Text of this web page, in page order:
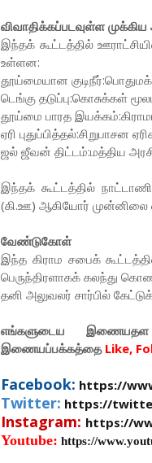
விவாதிக்கப்படவுள்ள
இந்தக் கூட்டத்தில்
உள்ளன:
தூய்மையான
டெங்கு தடுப்பு:கொசுக்கள்
தூய்மை பாரத
ஏரி புதுப்பித்தல்:சிறுபாசன
ஜல் ஜீவன் திட்டம்:மத்திய
இந்தக் கூட்டத்தில்
(கி.ஊ) ஆகியோர் முன்னிலை
வேண்டுகோள்
இந்த கிராம சபைக்
பெருந்திரளாகக் கலந்து
தனி அலுவலர் சார்பில்
எங்களுடைய
இணையப்பக்கத்தை Like,
Facebook: https://
Twitter: https://
Instagram: https://
Youtube: https://